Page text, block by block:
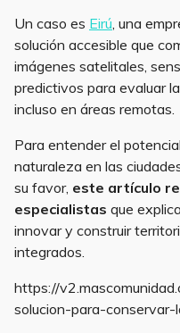
Un caso es Eirú, una
solución accesible que
imágenes satelitales,
predictivos para evaluar
incluso en áreas remotas.
Para entender el
naturaleza en las
su favor, este artículo
especialistas que
innovar y construir
integrados.
https://
solucion-para-